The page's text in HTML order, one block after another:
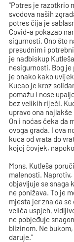
"Potres je razotkrio
svodova naših
potres čija je
Covid-a pokazao
sigurnosti. Ono što
presudnim i
je nadbiskup
nesigurnosti, Bog
je onako kako
Kucao je kroz
pomažu i nose
bez velikih riječi.
upravo ona
On i noćas čeka da
ovoga grada. I ova
kuca od vrata do
kojoj čovjek,
Mons. Kutleša
malenosti. Naprotiv,
objavljuje se snaga
ne ponižava. To je
mjesta jer zna da
veliča uspjeh,
ne pobjeđuje
blizinom. Ne
daruje."